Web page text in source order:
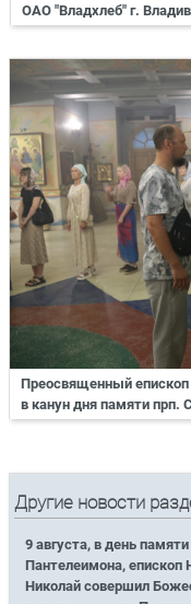
ОАО "Владхлеб" г.
Преосвященный
в канун дня памяти прп.
Другие новости
9 августа, в день
Пантелеимона, епископ
Николай совершил